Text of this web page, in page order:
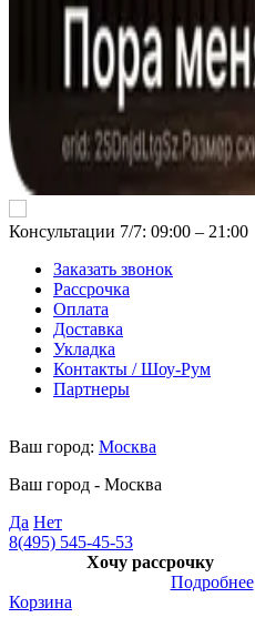
Консультации 7/7: 09:00 ‒ 21:00
Заказать звонок
Рассрочка
Оплата
Доставка
Укладка
Контакты / Шоу-Рум
Партнеры
Ваш город: Москва
Ваш город - Москва
Да Нет
8(495) 545-45-53
Хочу рассрочку
Подробнее
Корзина